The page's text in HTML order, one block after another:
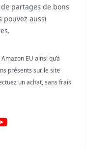
partages de bons
pouvez aussi
EU ainsi qu’à
présents sur le site
un achat, sans frais